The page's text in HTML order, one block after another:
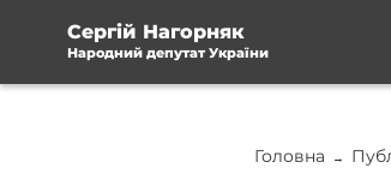
Сергій Нагорняк
Народний депутат України
Головна →